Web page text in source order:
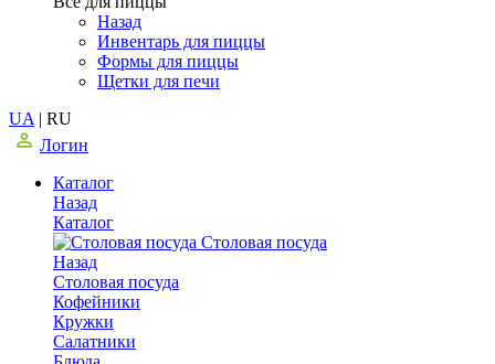
Назад
Инвентарь для пиццы
Формы для пиццы
Щетки для печи
UA | RU
Логин
Каталог
Назад
Каталог
Столовая посуда
Назад
Столовая посуда
Кофейники
Кружки
Салатники